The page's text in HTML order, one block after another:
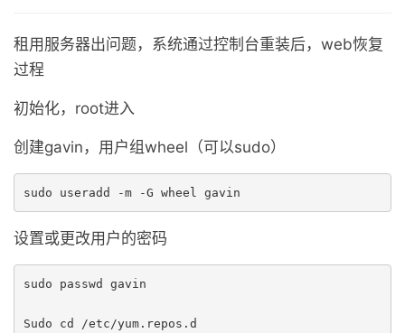
租用服务器出问题，系统通过控制台重装后，web恢复
过程
初始化，root进入
创建gavin，用户组wheel（可以sudo）
sudo useradd -m -G wheel gavin
设置或更改用户的密码
sudo passwd gavin
Sudo cd /etc/yum.repos.d